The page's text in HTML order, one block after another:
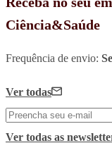
Ciência&Saúde
Frequência de envio:
Ver todas
Ver todas as